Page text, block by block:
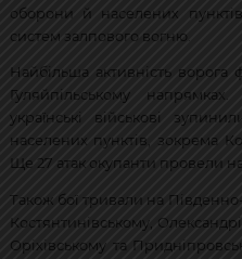
оборони й населених
систем залпового вогню.
Найбільша активність ворога
Гуляйпільському
українські військові
населених пунктів, зокрема
Ще 27 атак окупанти провели
Також бої тривали на
Костянтинівському,
Оріхівському та